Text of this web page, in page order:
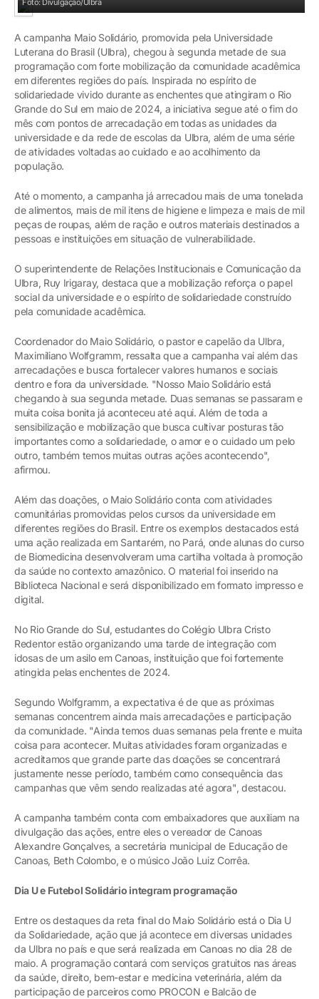
Foto: Divulgação/Ulbra
A campanha Maio Solidário, promovida pela Universidade
Luterana do Brasil (Ulbra), chegou à segunda metade de sua
programação com forte mobilização da comunidade acadêmica
em diferentes regiões do país. Inspirada no espírito de
solidariedade vivido durante as enchentes que atingiram o Rio
Grande do Sul em maio de 2024, a iniciativa segue até o fim do
mês com pontos de arrecadação em todas as unidades da
universidade e da rede de escolas da Ulbra, além de uma série
de atividades voltadas ao cuidado e ao acolhimento da
população.
Até o momento, a campanha já arrecadou mais de uma tonelada
de alimentos, mais de mil itens de higiene e limpeza e mais de mil
peças de roupas, além de ração e outros materiais destinados a
pessoas e instituições em situação de vulnerabilidade.
O superintendente de Relações Institucionais e Comunicação da
Ulbra, Ruy Irigaray, destaca que a mobilização reforça o papel
social da universidade e o espírito de solidariedade construído
pela comunidade acadêmica.
Coordenador do Maio Solidário, o pastor e capelão da Ulbra,
Maximiliano Wolfgramm, ressalta que a campanha vai além das
arrecadações e busca fortalecer valores humanos e sociais
dentro e fora da universidade. "Nosso Maio Solidário está
chegando à sua segunda metade. Duas semanas se passaram e
muita coisa bonita já aconteceu até aqui. Além de toda a
sensibilização e mobilização que busca cultivar posturas tão
importantes como a solidariedade, o amor e o cuidado um pelo
outro, também temos muitas outras ações acontecendo",
afirmou.
Além das doações, o Maio Solidário conta com atividades
comunitárias promovidas pelos cursos da universidade em
diferentes regiões do Brasil. Entre os exemplos destacados está
uma ação realizada em Santarém, no Pará, onde alunas do curso
de Biomedicina desenvolveram uma cartilha voltada à promoção
da saúde no contexto amazônico. O material foi inserido na
Biblioteca Nacional e será disponibilizado em formato impresso e
digital.
No Rio Grande do Sul, estudantes do Colégio Ulbra Cristo
Redentor estão organizando uma tarde de integração com
idosas de um asilo em Canoas, instituição que foi fortemente
atingida pelas enchentes de 2024.
Segundo Wolfgramm, a expectativa é de que as próximas
semanas concentrem ainda mais arrecadações e participação
da comunidade. "Ainda temos duas semanas pela frente e muita
coisa para acontecer. Muitas atividades foram organizadas e
acreditamos que grande parte das doações se concentrará
justamente nesse período, também como consequência das
campanhas que vêm sendo realizadas até agora", destacou.
A campanha também conta com embaixadores que auxiliam na
divulgação das ações, entre eles o vereador de Canoas
Alexandre Gonçalves, a secretária municipal de Educação de
Canoas, Beth Colombo, e o músico João Luiz Corrêa.
Dia U e Futebol Solidário integram programação
Entre os destaques da reta final do Maio Solidário está o Dia U
da Solidariedade, ação que já acontece em diversas unidades
da Ulbra no país e que será realizada em Canoas no dia 28 de
maio. A programação contará com serviços gratuitos nas áreas
da saúde, direito, bem-estar e medicina veterinária, além da
participação de parceiros como PROCON e Balcão de